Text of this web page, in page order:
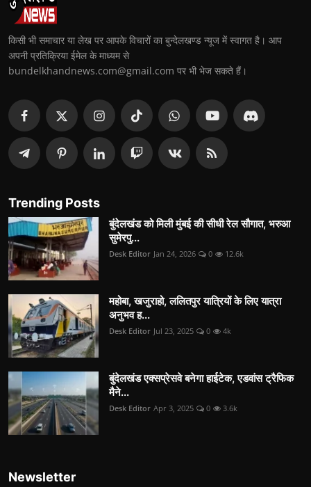
किसी भी समाचार या लेख पर आपके विचारों का बुन्देलखण्ड न्यूज में स्वागत है। आप
अपनी प्रतिक्रिया ईमेल के माध्यम से
bundelkhandnews.com@gmail.com पर भी भेज सकते हैं।
Trending Posts
बुंदेलखंड को मिली मुंबई की सीधी रेल सौगात, भरुआ
सुमेरपु...
Desk Editor Jan 24, 2026 0 12.6k
महोबा, खजुराहो, ललितपुर यात्रियों के लिए यात्रा
अनुभव ह...
Desk Editor Jul 23, 2025 0 4k
बुंदेलखंड एक्सप्रेसवे बनेगा हाईटेक, एडवांस ट्रैफिक
मैने...
Desk Editor Apr 3, 2025 0 3.6k
Newsletter